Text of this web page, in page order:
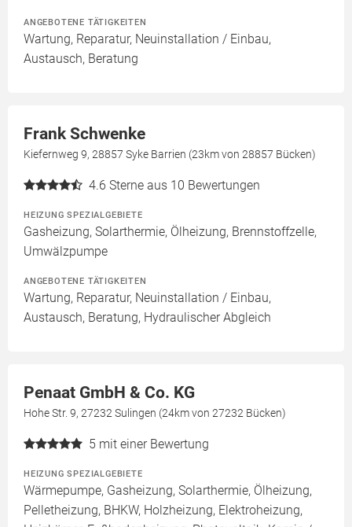
ANGEBOTENE TÄTIGKEITEN
Wartung, Reparatur, Neuinstallation / Einbau,
Austausch, Beratung
Frank Schwenke
Kiefernweg 9, 28857 Syke Barrien (23km von 28857 Bücken)
4.6 Sterne aus 10 Bewertungen
HEIZUNG SPEZIALGEBIETE
Gasheizung, Solarthermie, Ölheizung, Brennstoffzelle,
Umwälzpumpe
ANGEBOTENE TÄTIGKEITEN
Wartung, Reparatur, Neuinstallation / Einbau,
Austausch, Beratung, Hydraulischer Abgleich
Penaat GmbH & Co. KG
Hohe Str. 9, 27232 Sulingen (24km von 27232 Bücken)
5 mit einer Bewertung
HEIZUNG SPEZIALGEBIETE
Wärmepumpe, Gasheizung, Solarthermie, Ölheizung,
Pelletheizung, BHKW, Holzheizung, Elektroheizung,